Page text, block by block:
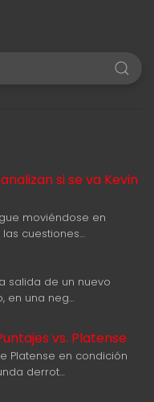
si se va Kevin
moviéndose en
cuestiones…
salida de un nuevo
en una neg…
vs. Platense
Platense en condición
derrot…